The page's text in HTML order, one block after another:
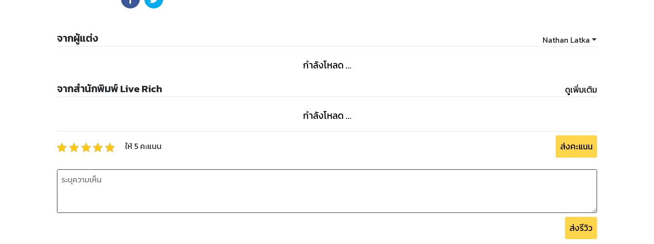
จากผู้แต่ง Nathan Latka
กำลังโหลด ...
จากสำนักพิมพ์ Live Rich ดูเพิ่มเติม
กำลังโหลด ...
ให้ 5 คะแนน ส่งคะแนน
ส่งรีวิว